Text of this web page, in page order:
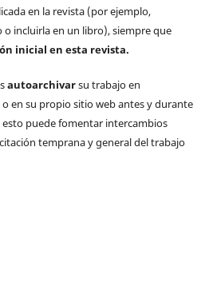
en la revista (por ejemplo,
incluirla en un libro), siempre que
inicial en esta revista.
autoarchivarsu trabajo en
en su propio sitio web antes y durante
esto puede fomentar intercambios
temprana y general del trabajo